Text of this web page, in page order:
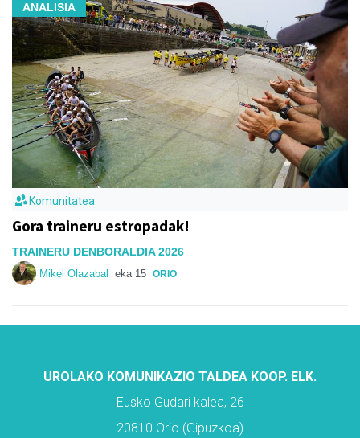
ANALISIA
Komunitatea
Gora traineru estropadak!
TRAINERU DENBORALDIA 2026
Mikel Olazabal eka 15 ORIO
UROLAKO KOMUNIKAZIO TALDEA KOOP. ELK.
Eusko Gudari kalea, 26
20810 Orio (Gipuzkoa)